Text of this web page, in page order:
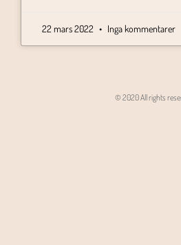
22 mars 2022 Inga kommentarer
© 2020 All rights